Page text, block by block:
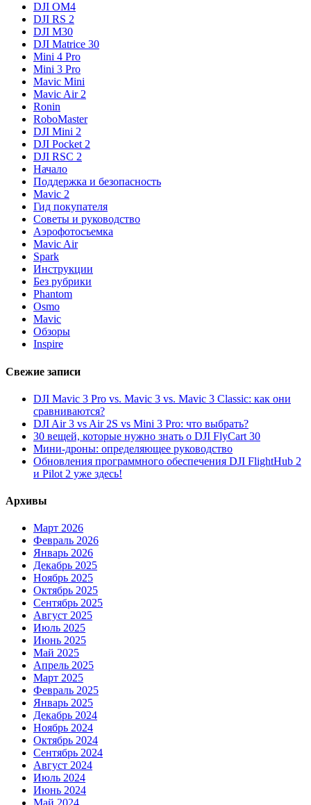
DJI OM4
DJI RS 2
DJI M30
DJI Matrice 30
Mini 4 Pro
Mini 3 Pro
Mavic Mini
Mavic Air 2
Ronin
RoboMaster
DJI Mini 2
DJI Pocket 2
DJI RSC 2
Начало
Поддержка и безопасность
Mavic 2
Гид покупателя
Советы и руководство
Аэрофотосъемка
Mavic Air
Spark
Инструкции
Без рубрики
Phantom
Osmo
Mavic
Обзоры
Inspire
Свежие записи
DJI Mavic 3 Pro vs. Mavic 3 vs. Mavic 3 Classic: как они
сравниваются?
DJI Air 3 vs Air 2S vs Mini 3 Pro: что выбрать?
30 вещей, которые нужно знать о DJI FlyCart 30
Мини-дроны: определяющее руководство
Обновления программного обеспечения DJI FlightHub 2
и Pilot 2 уже здесь!
Архивы
Март 2026
Февраль 2026
Январь 2026
Декабрь 2025
Ноябрь 2025
Октябрь 2025
Сентябрь 2025
Август 2025
Июль 2025
Июнь 2025
Май 2025
Апрель 2025
Март 2025
Февраль 2025
Январь 2025
Декабрь 2024
Ноябрь 2024
Октябрь 2024
Сентябрь 2024
Август 2024
Июль 2024
Июнь 2024